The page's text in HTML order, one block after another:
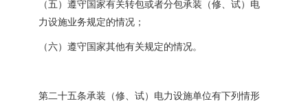
（五）遵守国家有关转包或者分包承装（修、试）电
力设施业务规定的情况；
（六）遵守国家其他有关规定的情况。
第二十五条承装（修、试）电力设施单位有下列情形